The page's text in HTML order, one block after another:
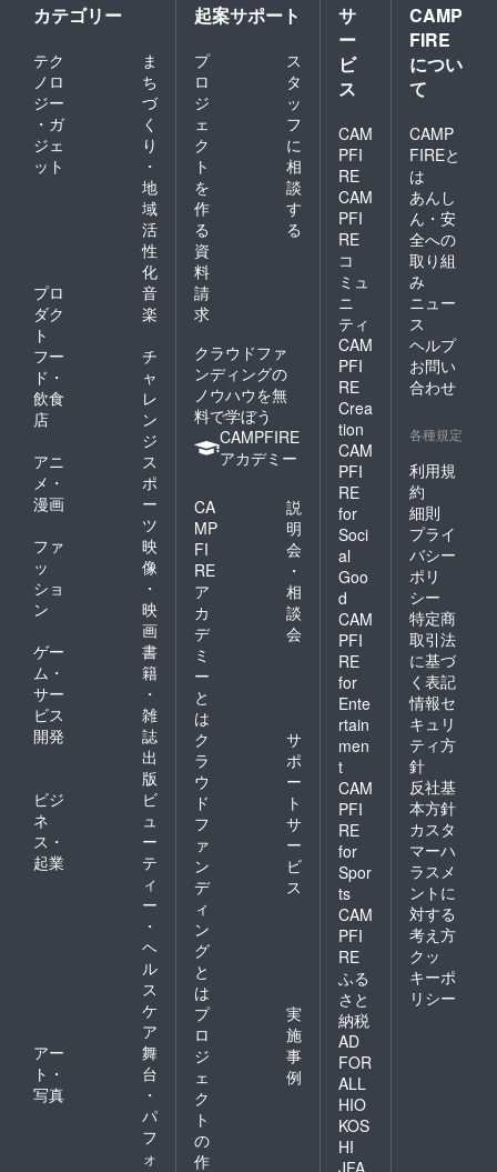
カテゴリー
テク
ノロ
ジー
・ガ
ジェ
ット
ま
ち
づ
く
り
・
地
域
活
性
化
プロ
ダク
ト
音
楽
フー
ド・
飲食
店
チ
ャ
レ
ン
ジ
アニ
メ・
漫画
ス
ポ
ー
ツ
ファ
ッ
ショ
ン
映
像
・
映
画
ゲー
ム・
サー
ビス
開発
書
籍
・
雑
誌
出
版
ビジ
ネ
ス・
起業
ビ
ュ
ー
テ
ィ
ー
・
ヘ
ル
ス
ケ
ア
アー
ト・
写真
舞
台
・
パ
フ
ォ
起案サポート
プ
ロ
ジ
ェ
ク
ト
を
作
る
ス
タ
ッ
フ
に
相
談
す
る
資
料
請
求
クラウドファ
ンディングの
ノウハウを無
料で学ぼう
CAMPFIRE
アカデミー
CA
MP
FI
RE
ア
カ
デ
ミ
ー
と
は
説
明
会
・
相
談
会
ク
ラ
ウ
ド
フ
ァ
ン
デ
ィ
ン
グ
と
は
サ
ポ
ー
ト
サ
ー
ビ
ス
プ
ロ
ジ
ェ
ク
ト
の
作
実
施
事
例
サ
ー
ビ
ス
CAM
PFI
RE
CAM
PFI
RE
コ
ミュ
ニ
ティ
CAM
PFI
RE
Crea
tion
CAM
PFI
RE
for
Soci
al
Goo
d
CAM
PFI
RE
for
Ente
rtain
men
t
CAM
PFI
RE
for
Spor
ts
CAM
PFI
RE
ふる
さと
納税
AD
FOR
ALL
HIO
KOS
HI
JFA
CAMP
FIRE
につい
て
CAMP
FIREと
は
あんし
ん・安
全への
取り組
み
ニュー
ス
ヘルプ
お問い
合わせ
各種規定
利用規
約
細則
プライ
バシー
ポリ
シー
特定商
取引法
に基づ
く表記
情報セ
キュリ
ティ方
針
反社基
本方針
カスタ
マーハ
ラスメ
ントに
対する
考え方
クッ
キーポ
リシー